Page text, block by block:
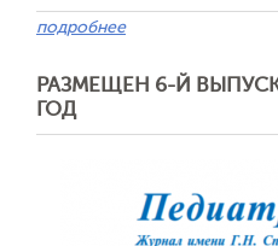
подробнее
РАЗМЕЩЕН 6-Й
ГОД